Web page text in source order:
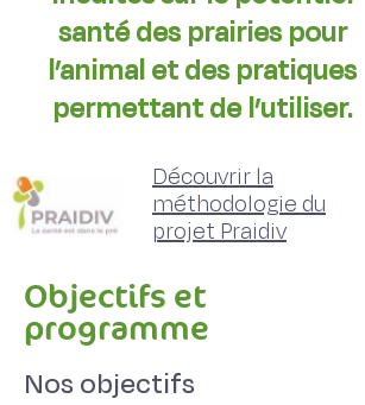
santé des prairies pour
l’animal et des pratiques
permettant de l’utiliser.
Découvrir la
méthodologie du
projet Praidiv
Objectifs et
programme
Nos objectifs